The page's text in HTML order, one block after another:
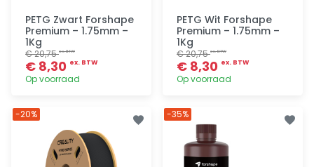
PETG Zwart Forshape
Premium – 1.75mm –
1Kg
€ 20,75ex. BTW
€ 8,30 ex. BTW
Op voorraad
PETG Wit Forshape
Premium – 1.75mm –
1Kg
€ 20,75ex. BTW
€ 8,30 ex. BTW
Op voorraad
-20% -35%